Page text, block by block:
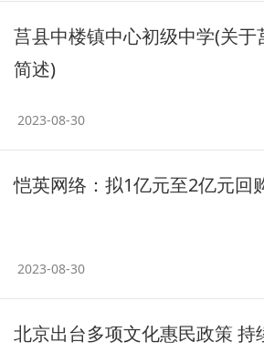
莒县中楼镇中心初级中学(关
简述)
2023-08-30
恺英网络：拟1亿元至2亿元回
2023-08-30
北京出台多项文化惠民政策 持